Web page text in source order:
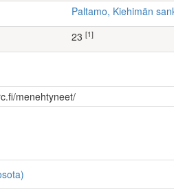
Paltamo, Kiehimän
23 [1]
menehtyneet/